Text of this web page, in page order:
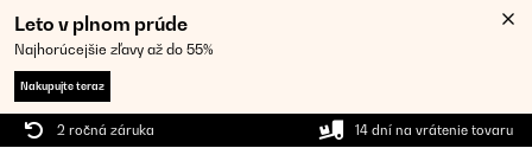
Leto v plnom prúde
Najhorúcejšie zľavy až do 55%
Nakupujte teraz
2 ročná záruka 14 dní na vrátenie tovaru